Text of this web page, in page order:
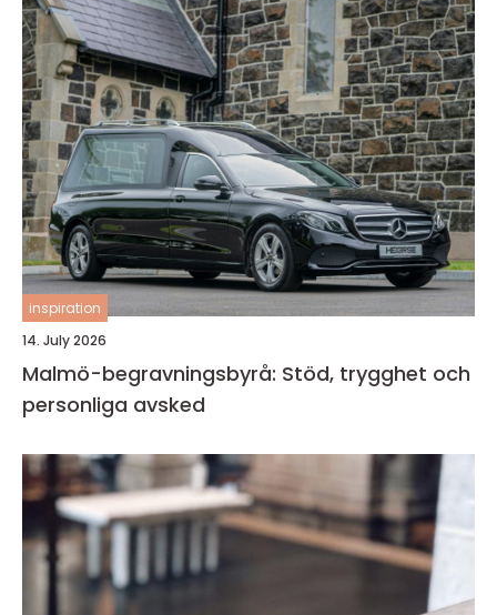
inspiration
14. July 2026
Malmö-begravningsbyrå: Stöd, trygghet och
personliga avsked